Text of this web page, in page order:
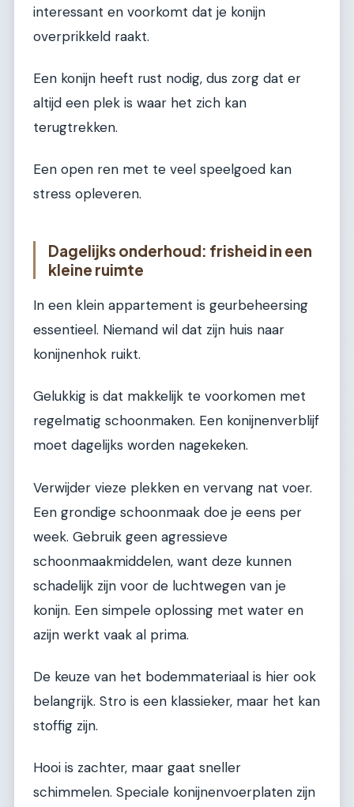
interessant en voorkomt dat je konijn
overprikkeld raakt.
Een konijn heeft rust nodig, dus zorg dat er
altijd een plek is waar het zich kan
terugtrekken.
Een open ren met te veel speelgoed kan
stress opleveren.
Dagelijks onderhoud: frisheid in een
kleine ruimte
In een klein appartement is geurbeheersing
essentieel. Niemand wil dat zijn huis naar
konijnenhok ruikt.
Gelukkig is dat makkelijk te voorkomen met
regelmatig schoonmaken. Een konijnenverblijf
moet dagelijks worden nagekeken.
Verwijder vieze plekken en vervang nat voer.
Een grondige schoonmaak doe je eens per
week. Gebruik geen agressieve
schoonmaakmiddelen, want deze kunnen
schadelijk zijn voor de luchtwegen van je
konijn. Een simpele oplossing met water en
azijn werkt vaak al prima.
De keuze van het bodemmateriaal is hier ook
belangrijk. Stro is een klassieker, maar het kan
stoffig zijn.
Hooi is zachter, maar gaat sneller
schimmelen. Speciale konijnenvoerplaten zijn